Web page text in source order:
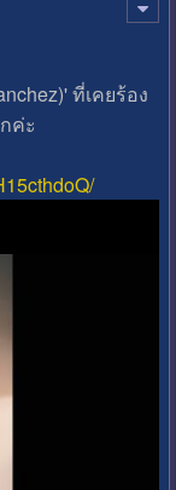
ที่เคยร้อง
ค่ะ